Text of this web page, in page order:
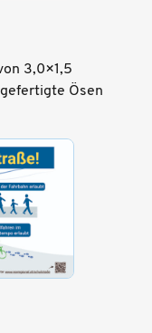
3,0×1,5
Ösen